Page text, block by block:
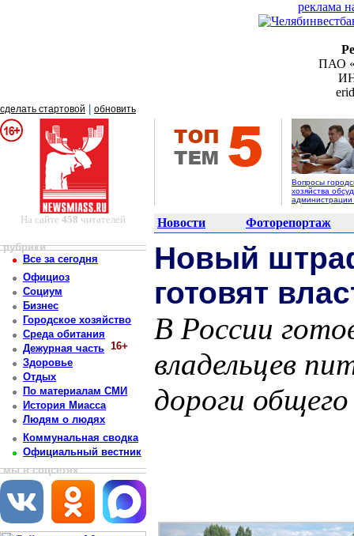
реклама
ПАО
сделать стартовой обновить
Вопросы
хозяйства
На сайте 458 читателей Новости Фоторепортаж
рубрики
Все за сегодня
Официоз
Социум
Бизнес
Городское хозяйство
Среда обитания
Дежурная часть 16+
Здоровье
Отдых
По материалам СМИ
История Миасса
Людям о людях
Коммунальная сводка
Официальный вестник
мы в соцсетях
Новый
готовят
В России
владельцев
дороги общего